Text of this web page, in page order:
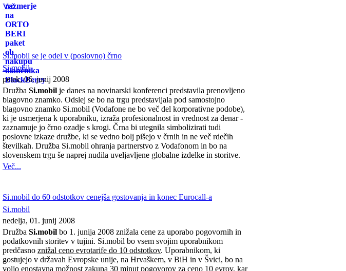
Več...
Si.mobil se je odel v (poslovno) črno
Si.mobil
petek, 06. junij 2008
Družba Si.mobil je danes na novinarski konferenci predstavila prenovljeno
blagovno znamko. Odslej se bo na trgu predstavljala pod samostojno
blagovno znamko Si.mobil (Vodafone ne bo več del korporativne podobe),
ki je usmerjena k uporabniku, izraža profesionalnost in vrednost za denar -
zaznamuje jo črno ozadje s krogi. Črna bi utegnila simbolizirati tudi
poslovne izkaze družbe, ki se vedno bolj pišejo v črnih in ne več rdečih
številkah. Družba Si.mobil ohranja partnerstvo z Vodafonom in bo na
slovenskem trgu še naprej nudila uveljavljene globalne izdelke in storitve.
Več...
Si.mobil do 60 odstotkov cenejša gostovanja in konec Eurocall-a
Si.mobil
nedelja, 01. junij 2008
Družba Si.mobil bo 1. junija 2008 znižala cene za uporabo pogovornih in
podatkovnih storitev v tujini. Si.mobil bo vsem svojim uporabnikom
predčasno znižal ceno evrotarife do 10 odstotkov. Uporabnikom, ki
gostujejo v državah Evropske unije, na Hrvaškem, v BiH in v Švici, bo na
voljo enostavna možnost zakupa 30 minut pogovorov za ceno 10 evrov, kar